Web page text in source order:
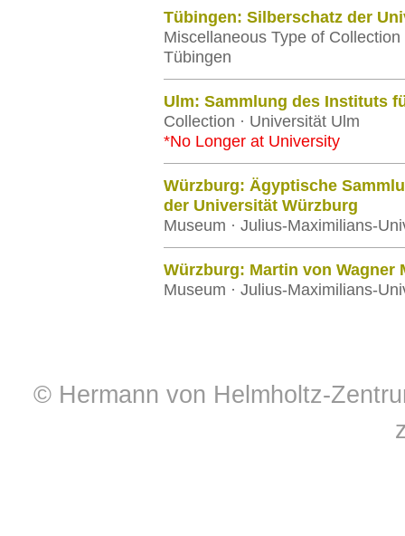
Tübingen: Silberschatz der
Miscellaneous Type of
Tübingen
Ulm: Sammlung des Instituts
Collection · Universität Ulm
*No Longer at University
Würzburg: Ägyptische
der Universität Würzburg
Museum · Julius-Maximilians-
Würzburg: Martin von Wagner
Museum · Julius-Maximilians-
© Hermann von Helmholtz-